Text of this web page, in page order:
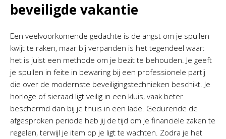
beveiligde vakantie
Een veelvoorkomende gedachte is de angst om je spullen
kwijt te raken, maar bij verpanden is het tegendeel waar:
het is juist een methode om je bezit te behouden. Je geeft
je spullen in feite in bewaring bij een professionele partij
die over de modernste beveiligingstechnieken beschikt. Je
horloge of sieraad ligt veilig in een kluis, vaak beter
beschermd dan bij je thuis in een lade. Gedurende de
afgesproken periode heb jij de tijd om je financiële zaken te
regelen, terwijl je item op je ligt te wachten. Zodra je het